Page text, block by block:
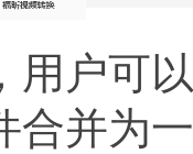
用户可
合并为